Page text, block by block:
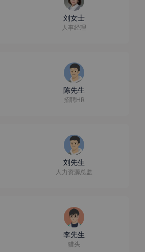
刘女士
人事经理
陈先生
招聘HR
刘先生
人力资源总监
李先生
猎头